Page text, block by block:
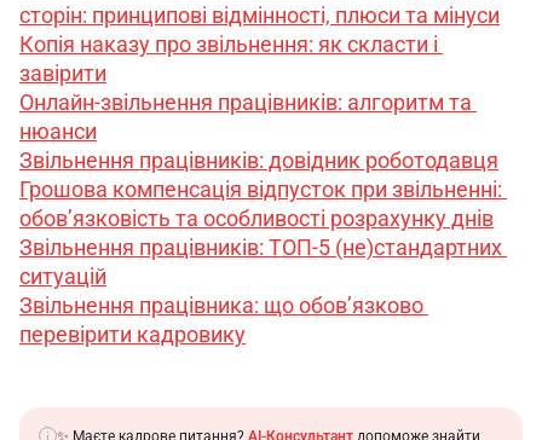
сторін: принципові відмінності, плюси та мінуси
Копія наказу про звільнення: як скласти і
завірити
Онлайн-звільнення працівників: алгоритм та
нюанси
Звільнення працівників: довідник роботодавця
Грошова компенсація відпусток при звільненні:
обов’язковість та особливості розрахунку днів
Звільнення працівників: ТОП-5 (не)стандартних
ситуацій
Звільнення працівника: що обовʼязково
перевірити кадровику
✨ Маєте кадрове питання? AI-Консультант допоможе знайти